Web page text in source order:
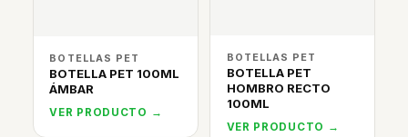
BOTELLAS PET
BOTELLA PET 100ML
ÁMBAR
VER PRODUCTO →
BOTELLAS PET
BOTELLA PET
HOMBRO RECTO
100ML
VER PRODUCTO →